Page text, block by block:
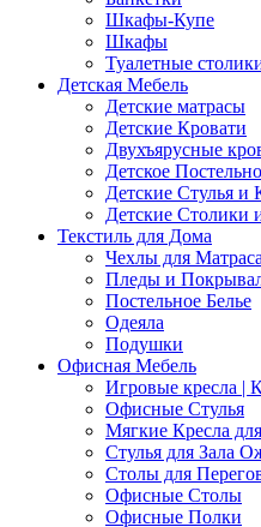
Шкафы-Купе
Шкафы
Туалетные
Детская Мебель
Детские матрасы
Детские Кровати
Двухъярусные
Детское
Детские Стулья и
Детские Столики
Текстиль для Дома
Чехлы для Матраса
Пледы и
Постельное Белье
Одеяла
Подушки
Офисная Мебель
Игровые кресла |
Офисные Стулья
Мягкие Кресла
Стулья для Зала
Столы для
Офисные Столы
Офисные Полки